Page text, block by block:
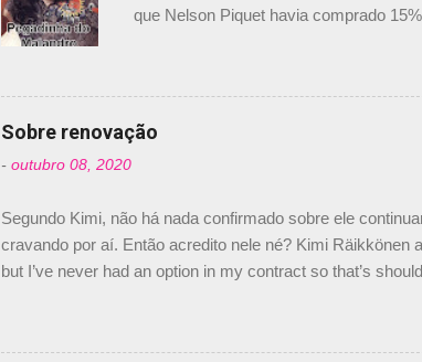
que Nelson Piquet havia comprado
dirigente foi taxativo ao declarar que o
verdade, nós recebemos uma oferta
Senna, não podemos ter dois
Sobre renovação
- outubro 08, 2020
Segundo Kimi, não há nada confirmado sobre ele
cravando por aí. Então acredito nele né? Kimi Räikkönen
but I’ve never had an option in my contract so that’s
falando sobre o fato do Iceman estar há tantos anos na
@RGrosjean ! #EifelGP 🇩🇪 #F1 pic.twitter.com/